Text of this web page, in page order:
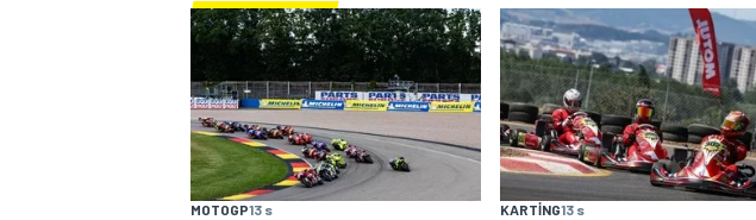
MOTOGP13 s KARTING13 s